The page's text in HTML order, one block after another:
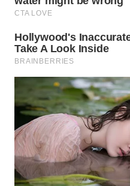
WN
KEPULAUAN
SERIBU
WN
TANGERANG
WN
BINJAI
WN
CIREBON